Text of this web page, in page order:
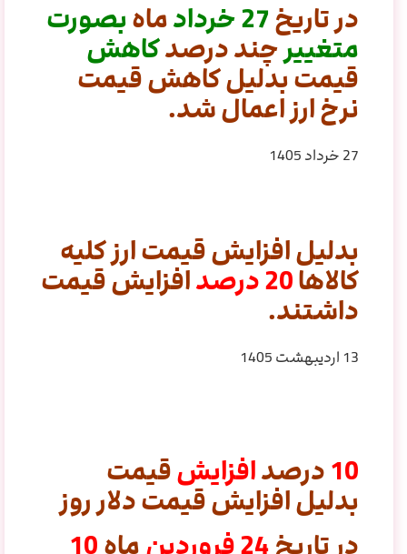
در تاریخ27خردادماهبصورت
متغییرچنددرصدکاهش
قیمت بدلیل کاهش قیمت
نرخ ارز اعمال شد.
27 خرداد 1405
بدلیل افزایش قیمت ارز کلیه
کالاها20درصدافزایش قیمت
داشتند.
13 اردیبهشت 1405
10درصدافزایشقیمت
بدلیل افزایش قیمت دلار روز